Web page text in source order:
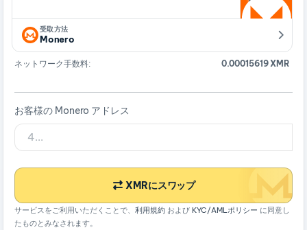
受取方法
Monero
ネットワーク手数料: 0.00015619 XMR
お客様の Monero アドレス
XMRにスワップ
サービスをご利用いただくことで、 利用規約 および KYC/AMLポリシー に同意し
たものとみなされます。